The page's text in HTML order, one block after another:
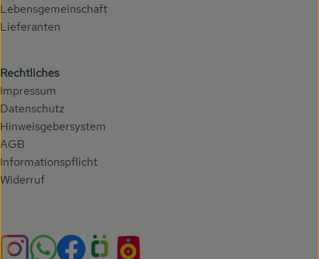
Lebensgemeinschaft
Lieferanten
Rechtliches
Impressum
Datenschutz
Hinweisgebersystem
AGB
Informationspflicht
Widerruf
Externer Link zu https://www.instagram.com/
Externer Link zu https://whatsapp.com/channel/
Externer Link zu https://www.facebook.com/
Externer Link zu https://